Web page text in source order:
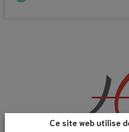
Ce site web utilise